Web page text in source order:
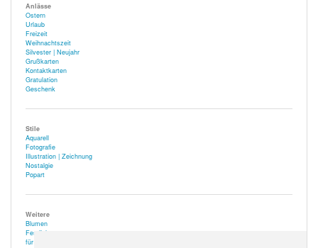
Anlässe
Ostern
Urlaub
Freizeit
Weihnachtszeit
Silvester | Neujahr
Grußkarten
Kontaktkarten
Gratulation
Geschenk
Stile
Aquarell
Fotografie
Illustration | Zeichnung
Nostalgie
Popart
Weitere
Blumen
Festlich
für Optiker